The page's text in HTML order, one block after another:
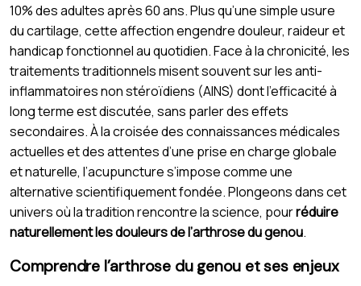
10% des adultes après 60 ans. Plus qu’une simple usure
du cartilage, cette affection engendre douleur, raideur et
handicap fonctionnel au quotidien. Face à la chronicité, les
traitements traditionnels misent souvent sur les anti-
inflammatoires non stéroïdiens (AINS) dont l’efficacité à
long terme est discutée, sans parler des effets
secondaires. À la croisée des connaissances médicales
actuelles et des attentes d’une prise en charge globale
et naturelle, l’acupuncture s’impose comme une
alternative scientifiquement fondée. Plongeons dans cet
univers où la tradition rencontre la science, pourréduire
naturellement les douleurs de l’arthrose du genou.
Comprendre l’arthrose du genou et ses enjeux